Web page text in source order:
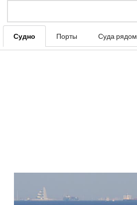
Судно Порты Суда рядом